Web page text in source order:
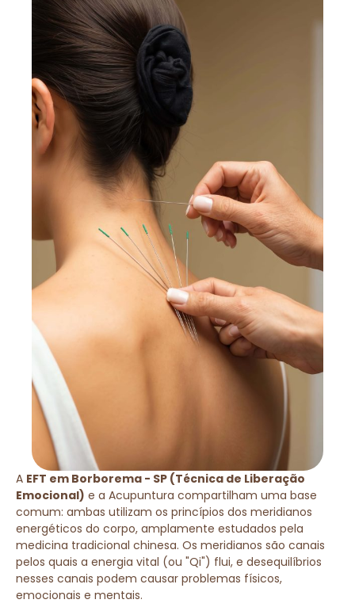
A EFT em Borborema - SP (Técnica de Liberação
Emocional) e a Acupuntura compartilham uma base
comum: ambas utilizam os princípios dos meridianos
energéticos do corpo, amplamente estudados pela
medicina tradicional chinesa. Os meridianos são canais
pelos quais a energia vital (ou "Qi") flui, e desequilíbrios
nesses canais podem causar problemas físicos,
emocionais e mentais.